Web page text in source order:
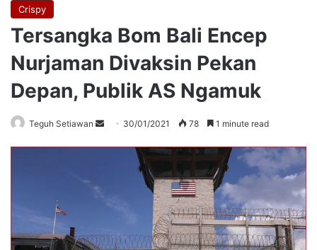
Crispy
Tersangka Bom Bali Encep
Nurjaman Divaksin Pekan
Depan, Publik AS Ngamuk
Teguh Setiawan
Send 30/01/2021 78 1 minute read